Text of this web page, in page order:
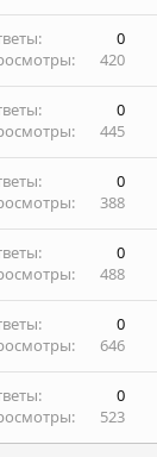
0
420
0
445
0
388
0
488
0
646
0
523